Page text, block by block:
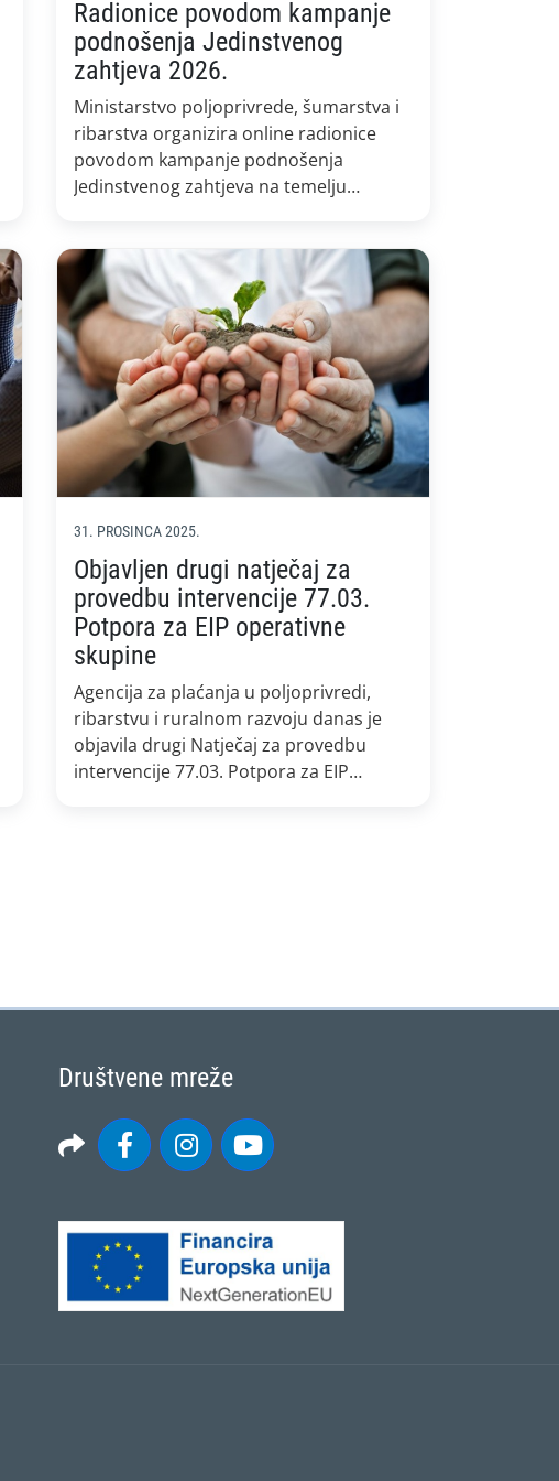
Radionice povodom kampanje
podnošenja Jedinstvenog
zahtjeva 2026.
Ministarstvo poljoprivrede, šumarstva i
ribarstva organizira online radionice
povodom kampanje podnošenja
Jedinstvenog zahtjeva na temelju
razvoja u 2026. godini („Narodne
novine“, br. 147/25). Na radionicama će
predstavnici Ministarstva, Uprave za
potpore poljoprivredi i ruralnom razvoju
i Agencije za plaćanja u poljoprivredi,
ribarstvu i ruralnom razvoju […]
31. PROSINCA 2025.
Objavljen drugi natječaj za
provedbu intervencije 77.03.
Potpora za EIP operativne
skupine
Agencija za plaćanja u poljoprivredi,
ribarstvu i ruralnom razvoju danas je
objavila drugi Natječaj za provedbu
intervencije 77.03. Potpora za EIP
Društvene mreže